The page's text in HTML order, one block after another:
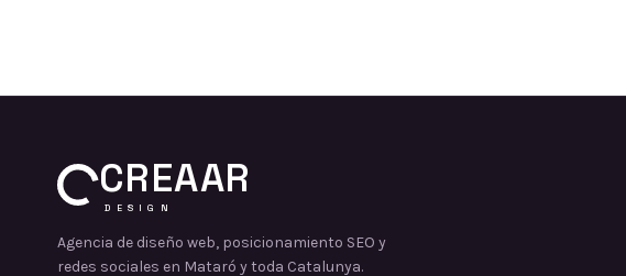
CREAAR
DESIGN
Agencia de diseño web, posicionamiento SEO y
redes sociales en Mataró y toda Catalunya.